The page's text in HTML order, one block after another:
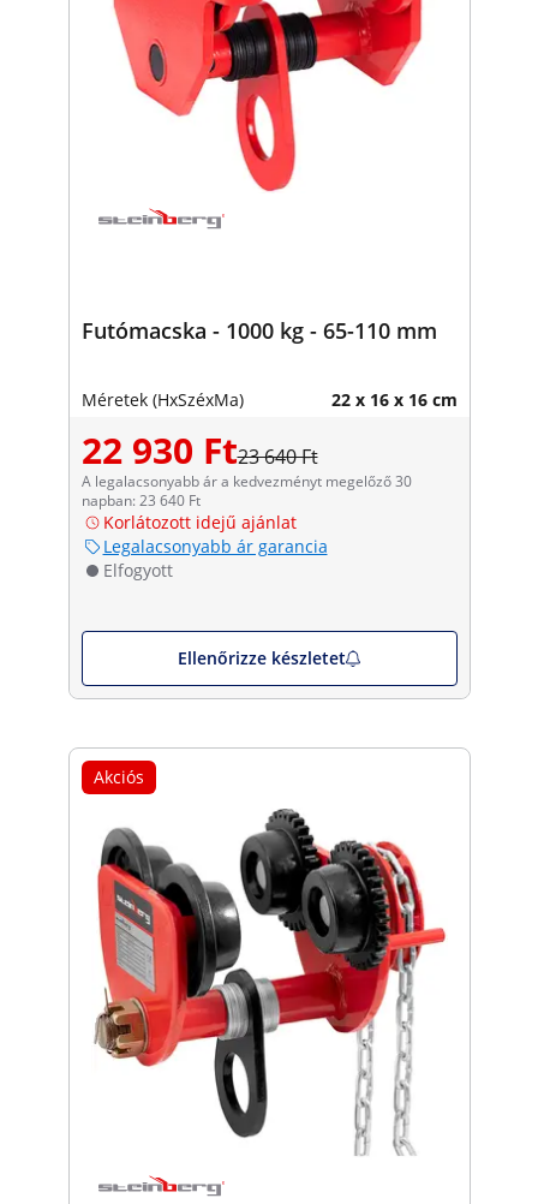
Futómacska - 1000 kg - 65-110 mm
Méretek (HxSzéxMa) 22 x 16 x 16 cm
22 930 Ft23 640 Ft
A legalacsonyabb ár a kedvezményt megelőző 30
napban: 23 640 Ft
Korlátozott idejű ajánlat
Legalacsonyabb ár garancia
Elfogyott
Ellenőrizze készletet
Akciós